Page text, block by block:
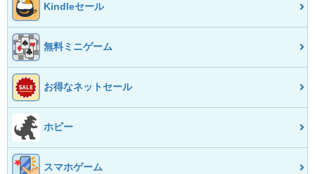
Kindleセール
無料ミニゲーム
お得なネットセール
ホビー
スマホゲーム